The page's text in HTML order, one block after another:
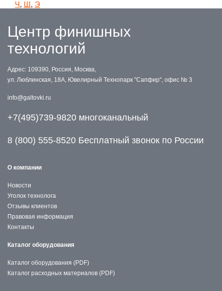
Ч, Ш, Э
Центр финишных
технологий
Адрес: 109390, Россия, Москва,
ул. Люблинская, 18А, Ювелирный Технопарк "Сапфир", офис № 3
info@galtovki.ru
+7(495)739-9820 многоканальный
8 (800) 555-8520 Бесплатный звонок по России
О компании
Новости
Уголок технолога
Отзывы клиентов
Правовая информация
Контакты
Каталог оборудования
Каталог оборудования (PDF)
Каталог расходных материалов (PDF)